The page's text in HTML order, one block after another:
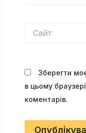
Зберегти
в цьому
коментарів.